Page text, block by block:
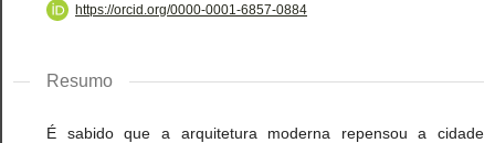
https://orcid.org/0000-0001-6857-0884
Resumo
É sabido que a arquitetura moderna repensou a cidade